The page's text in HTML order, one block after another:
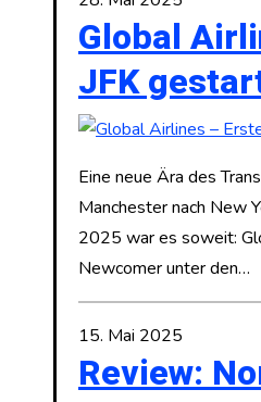
Global
JFK
Eine neue Ära des
Manchester nach New
2025 war es soweit:
Newcomer unter den…
15. Mai 2025
Review: